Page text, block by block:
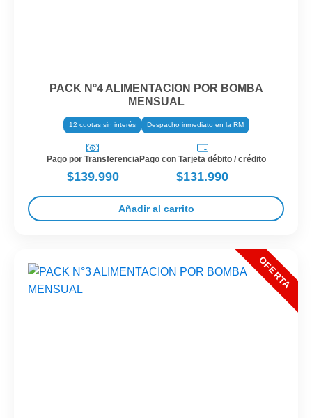
PACK N°4 ALIMENTACION POR BOMBA
MENSUAL
12 cuotas sin interés Despacho inmediato en la RM
Pago por Transferencia
$139.990
Pago con Tarjeta débito / crédito
$131.990
Añadir al carrito